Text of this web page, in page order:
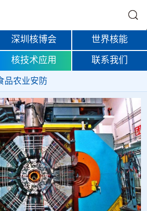
深圳核博会 世界核能
核技术应用 联系我们
品农业安防
首次交付高纯度钍-228，商业供货